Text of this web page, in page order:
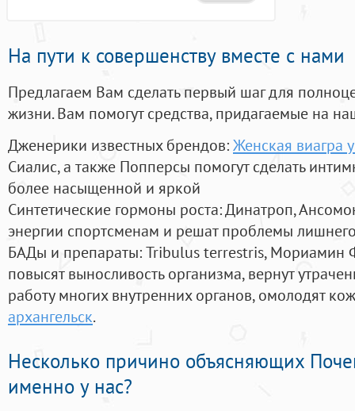
На пути к совершенству вместе с нами
Предлагаем Вам сделать первый шаг для
жизни. Вам помогут средства, придагаемые на
Дженерики известных брендов:Женская виагра
Сиалис, а также Попперсы помогут сделать
более насыщенной и яркой
Синтетические гормоны роста: Динатроп,
энергии спортсменам и решат проблемы
БАДы и препараты:Tribulus terrestris, Мориамин
повысят выносливость организма, вернут
работу многих внутренних органов, омолодят
архангельск.
Несколько причино объясняющих
именно у нас?